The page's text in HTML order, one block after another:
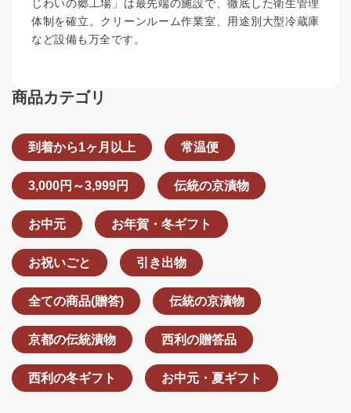
じわいの郷工場」は最先端の施設で、徹底した衛生管理
体制を確立。クリーンルーム作業室、用途別大型冷蔵庫
など設備も万全です。
商品カテゴリ
到着から1ヶ月以上 常温便
3,000円～3,999円 伝統の京漬物
お中元 お年賀・冬ギフト
お祝いごと 引き出物
全ての商品(贈答) 伝統の京漬物
京都の伝統漬物 西利の贈答品
西利の冬ギフト お中元・夏ギフト